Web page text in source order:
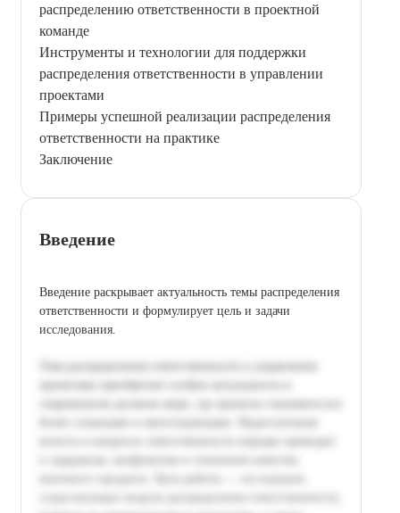
распределению ответственности в проектной
команде
Инструменты и технологии для поддержки
распределения ответственности в управлении
проектами
Примеры успешной реализации распределения
ответственности на практике
Заключение
Введение
Введение раскрывает актуальность темы распределения
ответственности и формулирует цель и задачи
исследования.